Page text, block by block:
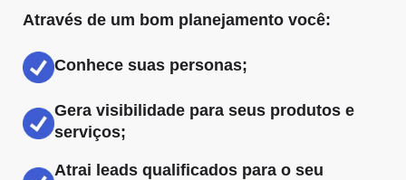
Através de um bom planejamento você:
Conhece suas personas;
Gera visibilidade para seus produtos e
serviços;
Atrai leads qualificados para o seu